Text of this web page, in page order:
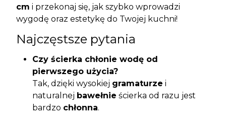
cm i przekonaj się, jak szybko wprowadzi
wygodę oraz estetykę do Twojej kuchni!
Najczęstsze pytania
Czy ścierka chłonie wodę od
pierwszego użycia?
Tak, dzięki wysokiej gramaturze i
naturalnej bawełnie ścierka od razu jest
bardzo chłonna.